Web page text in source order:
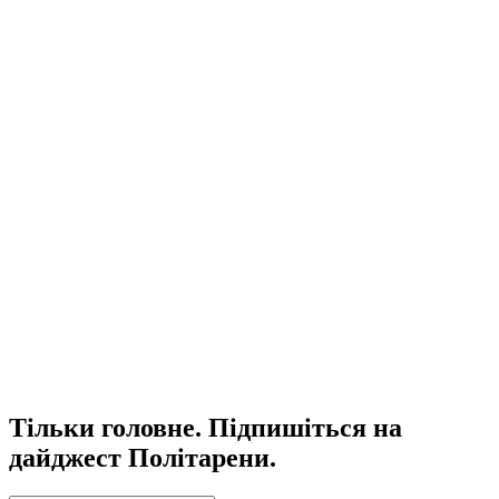
Тільки головне. Підпишіться на
дайджест Політарени.